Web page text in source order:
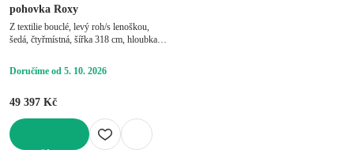
pohovka Roxy
Z textilie bouclé, levý roh/s lenoškou,
šedá, čtyřmístná, šířka 318 cm, hloubka
Doručíme od 5. 10. 2026
49 397 Kč